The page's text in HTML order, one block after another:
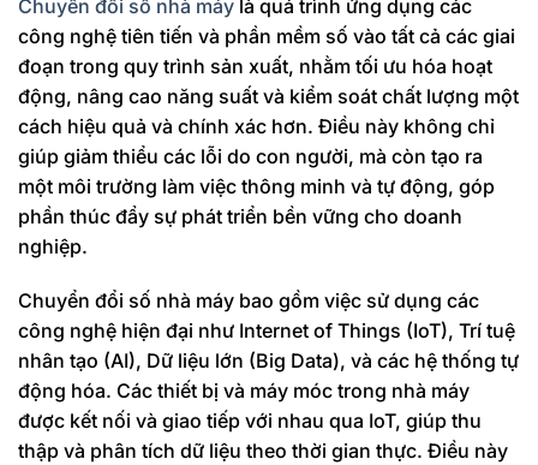
Chuyển đổi số nhà máy là quá trình ứng dụng các
công nghệ tiên tiến và phần mềm số vào tất cả các giai
đoạn trong quy trình sản xuất, nhằm tối ưu hóa hoạt
động, nâng cao năng suất và kiểm soát chất lượng một
cách hiệu quả và chính xác hơn. Điều này không chỉ
giúp giảm thiểu các lỗi do con người, mà còn tạo ra
một môi trường làm việc thông minh và tự động, góp
phần thúc đẩy sự phát triển bền vững cho doanh
nghiệp.
Chuyển đổi số nhà máy bao gồm việc sử dụng các
công nghệ hiện đại như Internet of Things (IoT), Trí tuệ
nhân tạo (AI), Dữ liệu lớn (Big Data), và các hệ thống tự
động hóa. Các thiết bị và máy móc trong nhà máy
được kết nối và giao tiếp với nhau qua IoT, giúp thu
thập và phân tích dữ liệu theo thời gian thực. Điều này